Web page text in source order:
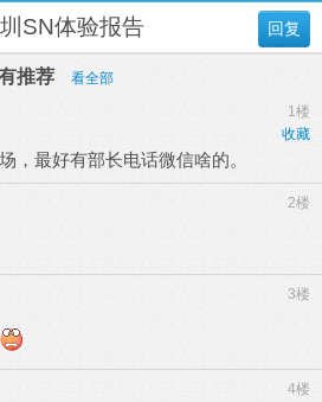
回复
SN体验报告
推荐
看全部
1楼
收藏
，最好有部长电话微信啥的。
2楼
3楼
4楼